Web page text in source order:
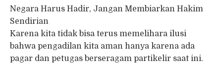
Negara Harus Hadir, Jangan Membiarkan Hakim
Sendirian
Karena kita tidak bisa terus memelihara ilusi
bahwa pengadilan kita aman hanya karena ada
pagar dan petugas berseragam partikelir saat ini.